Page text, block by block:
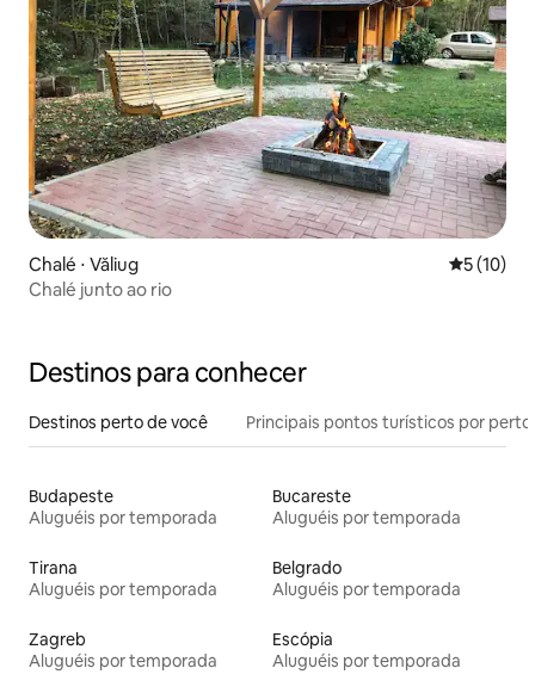
Chalé ⋅ Văliug 5 de uma
5 (10)
Chalé junto ao rio
Destinos para conhecer
Destinos perto de você Principais pontos turísticos por perto
Budapeste
Aluguéis por temporada
Bucareste
Aluguéis por temporada
Tirana
Aluguéis por temporada
Belgrado
Aluguéis por temporada
Zagreb
Aluguéis por temporada
Escópia
Aluguéis por temporada